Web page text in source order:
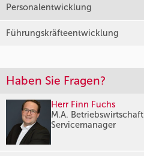
Personalentwicklung
Führungskräfteentwicklung
Haben Sie Fragen?
Herr Finn Fuchs
M.A. Betriebswirtschaft
Servicemanager